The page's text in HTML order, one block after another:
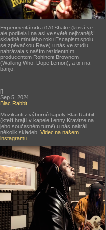
Experimentátorka 070 Shake (která se
ale podílela i na asi ve světě nejhranější
skladbě minulého roku Escapism spolu
se zpěvačkou Raye) u nás ve studiu
nahrávala s naším rezidentním
producentem Rohinem Brownem
(Walking Who, Dope Lemon), a to i na
banjo.
[]
Sep 5, 2024
Blac Rabbit
Muzikanti z výborné kapely Blac Rabbit
(kteří hrají i v kapele Lenny Kravitze na
jeho současném turné) u nás nahráli
několik skladeb. Video na našem
instagramu.